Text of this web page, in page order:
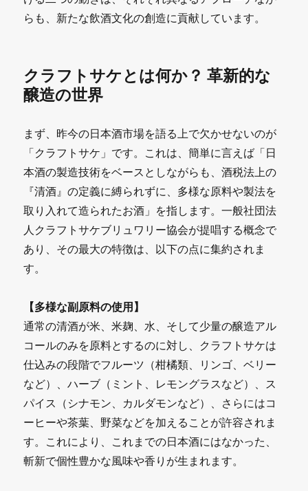
らも、新たな飲酒文化の創造に貢献しています。
クラフトサケとは何か？ 革新的な
醸造の世界
まず、昨今の日本酒市場を語る上で欠かせないのが
「クラフトサケ」です。これは、簡単に言えば「日
本酒の製造技術をベースとしながらも、酒税法上の
『清酒』の定義に縛られずに、多様な原料や製法を
取り入れて造られたお酒」を指します。一般社団法
人クラフトサケブリュワリー協会が提唱する概念で
あり、その最大の特徴は、以下の点に集約されま
す。
【多様な副原料の使用】
通常の清酒が米、米麹、水、そして少量の醸造アル
コールのみを原料とするのに対し、クラフトサケは
仕込みの段階でフルーツ（柑橘類、リンゴ、ベリー
など）、ハーブ（ミント、レモングラスなど）、ス
パイス（シナモン、カルダモンなど）、さらにはコ
ーヒーや茶葉、野菜などを加えることが許容されま
す。これにより、これまでの日本酒にはなかった、
斬新で個性豊かな風味や香りが生まれます。